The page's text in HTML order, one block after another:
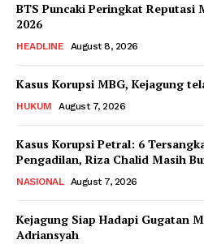
BTS Puncaki Peringkat Reputasi
2026
HEADLINE August 8, 2026
Kasus Korupsi MBG, Kejagung
HUKUM August 7, 2026
Kasus Korupsi Petral: 6
Pengadilan, Riza Chalid Masih
NASIONAL August 7, 2026
Kejagung Siap Hadapi Gugatan
Adriansyah